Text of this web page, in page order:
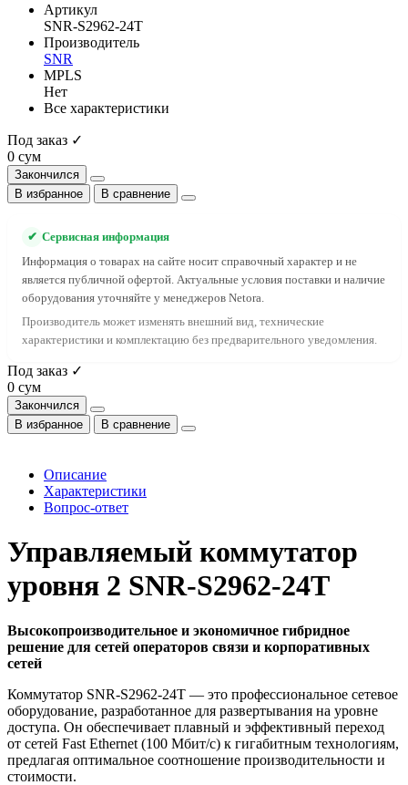
Артикул
SNR-S2962-24T
Производитель
SNR
MPLS
Нет
Все характеристики
Под заказ ✓
0 сум
Закончился
В избранное
В сравнение
✔ Сервисная информация
Информация о товарах на сайте носит справочный характер и не
является публичной офертой. Актуальные условия поставки и наличие
оборудования уточняйте у менеджеров Netora.
Производитель может изменять внешний вид, технические
характеристики и комплектацию без предварительного уведомления.
Под заказ ✓
0 сум
Закончился
В избранное
В сравнение
Описание
Характеристики
Вопрос-ответ
Управляемый коммутатор
уровня 2 SNR-S2962-24T
Высокопроизводительное и экономичное гибридное
решение для сетей операторов связи и корпоративных
сетей
Коммутатор SNR-S2962-24T — это профессиональное сетевое
оборудование, разработанное для развертывания на уровне
доступа. Он обеспечивает плавный и эффективный переход
от сетей Fast Ethernet (100 Мбит/с) к гигабитным технологиям,
предлагая оптимальное соотношение производительности и
стоимости.